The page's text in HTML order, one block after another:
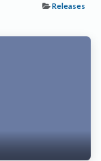
Releases